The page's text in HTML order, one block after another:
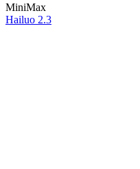
MiniMax
Hailuo 2.3